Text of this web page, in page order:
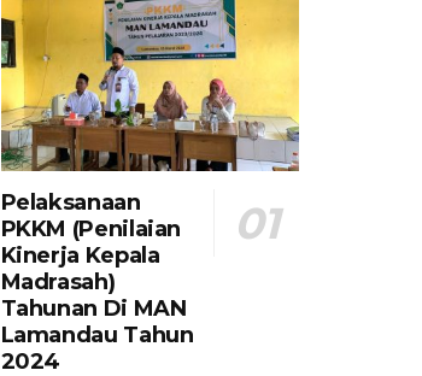
Pelaksanaan
PKKM (Penilaian
Kinerja Kepala
Madrasah)
Tahunan Di MAN
Lamandau Tahun
2024